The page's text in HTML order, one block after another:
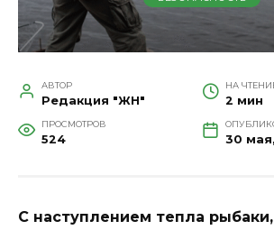
АВТОР
Редакция "ЖН"
НА
2 мин
ПРОСМОТРОВ
524 30
С наступлением тепла